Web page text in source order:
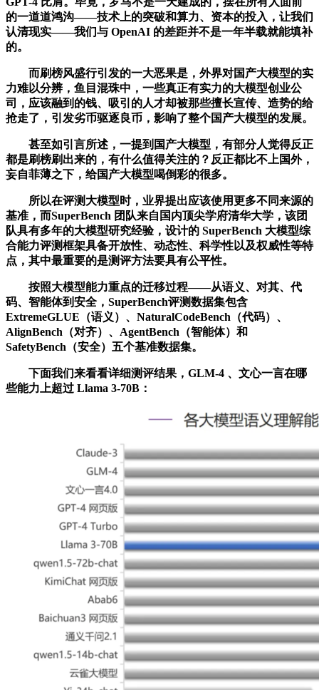
的一道道鸿沟——技术上的突破和算力、资本的投入，让我们
认清现实——我们与 OpenAI 的差距并不是一年半载就能填补
的。
而刷榜风盛行引发的一大恶果是，外界对国产大模型的实
力难以分辨，鱼目混珠中，一些真正有实力的大模型创业公
司，应该融到的钱、吸引的人才却被那些擅长宣传、造势的给
抢走了，引发劣币驱逐良币，影响了整个国产大模型的发展。
甚至如引言所述，一提到国产大模型，有部分人觉得反正
都是刷榜刷出来的，有什么值得关注的？反正都比不上国外，
妄自菲薄之下，给国产大模型喝倒彩的很多。
所以在评测大模型时，业界提出应该使用更多不同来源的
基准，而SuperBench 团队来自国内顶尖学府清华大学，该团
队具有多年的大模型研究经验，设计的 SuperBench 大模型综
合能力评测框架具备开放性、动态性、科学性以及权威性等特
点，其中最重要的是测评方法要具有公平性。
按照大模型能力重点的迁移过程——从语义、对其、代
码、智能体到安全，SuperBench评测数据集包含
ExtremeGLUE（语义）、NaturalCodeBench（代码）、
AlignBench（对齐）、AgentBench（智能体）和
SafetyBench（安全）五个基准数据集。
下面我们来看看详细测评结果，GLM-4 、文心一言在哪
些能力上超过 Llama 3-70B：